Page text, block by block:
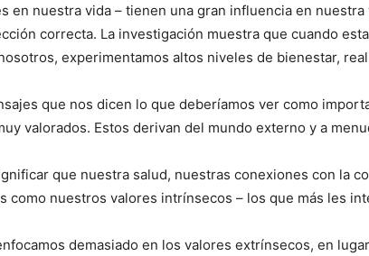
en nuestra vida – tienen una gran influencia en
correcta. La investigación muestra que cuando
experimentamos altos niveles de bienestar,
que nos dicen lo que deberíamos ver como
valorados. Estos derivan del mundo externo y a
que nuestra salud, nuestras conexiones con la
como nuestros valores intrínsecos – los que más les
demasiado en los valores extrínsecos, en